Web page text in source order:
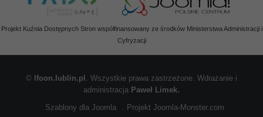
Projekt Kuźnia Dostępnych Stron współfinansowany ze środków Ministerstwa Administracji i
Cyfryzacji
© lfoon.lublin.pl . Wszystkie prawa zastrzeżone. Wdrażanie i
administracja Paweł Limek.
Szablony dla Joomla
. Projekt Joomla-Monster.com